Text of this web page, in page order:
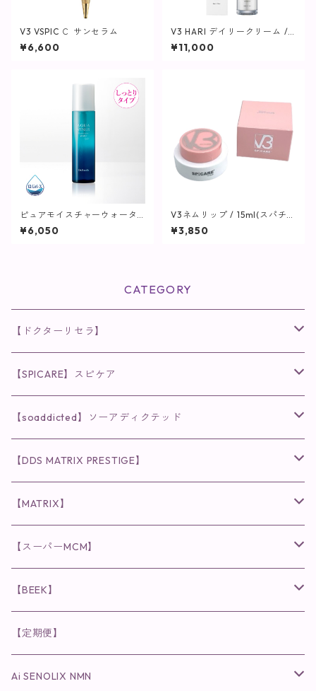
V3 VSPIC Ｃ サンセラム
¥6,600
V3 HARI デイリークリーム / 5
0ml【SPICARE】
¥11,000
ピュアモイスチャーウォータ
ーヴェール / 150mL【化粧水/
しっとりタイプ】
¥6,050
V3ネムリップ / 15ml(スパチュ
ラ付)【SPICARE】
¥3,850
CATEGORY
【ドクターリセラ】
◉AQUA VENUS
クレンジング・洗顔
化粧水
保湿ジェル・クリーム
◉VI PLANTE
リキッド
ディフェンサー
◉ナチュリスティーアクレス
クレンジング
洗顔
◉インナーケア
食品
粒タイプ
◉cocochia
ヘナカラー
ヘアファンデーション
◉美顔器
◉スペシャルケア
◉肌悩み
【SPICARE】スピケア
◉V3シリーズ
ファンデーション・ベース
クレンジング・洗顔
◉V3 VSPIC C Line
クレンジング・洗顔
化粧水
◉スピケアシリーズ
◉V.O.Sシリーズ
クレンジング・洗顔
化粧水
◉メンズシリーズ
クレンジング・洗顔
化粧水
◉MESシリーズ
【soaddicted】ソーアディクテッド
ラッシュアディクト
まつ毛用美容液
眉毛用美容液
リップアディクト
唇用美容液
ヘアアディクト
【DDS MATRIX PRESTIGE】
スキンケアシリーズ
美容液
【MATRIX】
スキンケアシリーズ
美容液
洗顔
【スーパーMCM】
インナーケア
【BEEK】
インナーケア
【定期便】
Ai SENOLIX NMN